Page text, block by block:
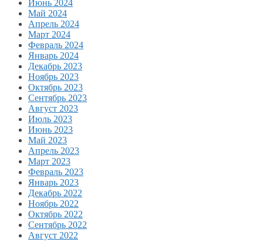
Июнь 2024
Май 2024
Апрель 2024
Март 2024
Февраль 2024
Январь 2024
Декабрь 2023
Ноябрь 2023
Октябрь 2023
Сентябрь 2023
Август 2023
Июль 2023
Июнь 2023
Май 2023
Апрель 2023
Март 2023
Февраль 2023
Январь 2023
Декабрь 2022
Ноябрь 2022
Октябрь 2022
Сентябрь 2022
Август 2022